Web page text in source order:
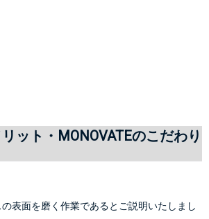
ット・MONOVATEのこだわり
表面を磨く作業であるとご説明いたしまし